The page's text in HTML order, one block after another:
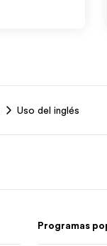
Uso del inglés
Programas